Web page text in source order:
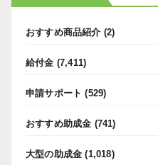
おすすめ商品紹介 (2)
給付金 (7,411)
申請サポート (529)
おすすめ助成金 (741)
大型の助成金 (1,018)